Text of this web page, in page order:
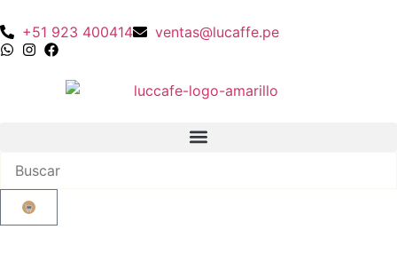
+51 923 400414 ventas@lucaffe.pe